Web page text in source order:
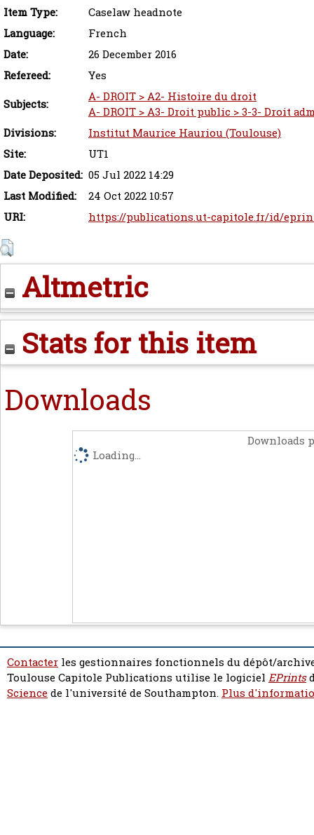
Item Type:
Caselaw headnote
Language:
French
Date:
26 December 2016
Refereed:
Yes
Subjects:
A- DROIT > A2- Histoire du droit
A- DROIT > A3- Droit public > 3-3- Droit
Divisions:
Institut Maurice Hauriou (Toulouse)
Site:
UT1
Date Deposited: 05 Jul 2022 14:29
Last Modified:
24 Oct 2022 10:57
URI:
https://publications.ut-capitole.fr/id/
Altmetric
Stats for this item
Downloads
Downloads
Loading...
Contacter les gestionnaires fonctionnels du dépôt/
Toulouse Capitole Publications utilise le logiciel EPrints
Sciencede l'université de Southampton. Plus